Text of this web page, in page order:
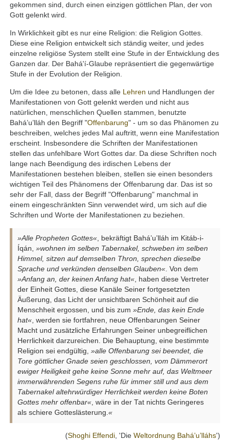
gekommen sind, durch einen einzigen göttlichen Plan, der von
Gott gelenkt wird.
In Wirklichkeit gibt es nur eine Religion: die Religion Gottes.
Diese eine Religion entwickelt sich ständig weiter, und jedes
einzelne religiöse System stellt eine Stufe in der Entwicklung des
Ganzen dar. Der Bahá'í-Glaube repräsentiert die gegenwärtige
Stufe in der Evolution der Religion.
Um die Idee zu betonen, dass alle Lehren und Handlungen der
Manifestationen von Gott gelenkt werden und nicht aus
natürlichen, menschlichen Quellen stammen, benutzte
Bahá’u’lláh den Begriff "Offenbarung" - um so das Phänomen zu
beschreiben, welches jedes Mal auftritt, wenn eine Manifestation
erscheint. Insbesondere die Schriften der Manifestationen
stellen das unfehlbare Wort Gottes dar. Da diese Schriften noch
lange nach Beendigung des irdischen Lebens der
Manifestationen bestehen bleiben, stellen sie einen besonders
wichtigen Teil des Phänomens der Offenbarung dar. Das ist so
sehr der Fall, dass der Begriff "Offenbarung" manchmal in
einem eingeschränkten Sinn verwendet wird, um sich auf die
Schriften und Worte der Manifestationen zu beziehen.
»Alle Propheten Gottes« , bekräftigt Bahá’u’lláh im Kitáb-i-
Íqán,»wohnen im selben Tabernakel, schweben im selben
Himmel, sitzen auf demselben Thron, sprechen dieselbe
Sprache und verkünden denselben Glauben« . Von dem
»Anfang an, der keinen Anfang hat« , haben diese Vertreter
der Einheit Gottes, diese Kanäle Seiner fortgesetzten
Äußerung, das Licht der unsichtbaren Schönheit auf die
Menschheit ergossen, und bis zum»Ende, das kein Ende
hat« , werden sie fortfahren, neue Offenbarungen Seiner
Macht und zusätzliche Erfahrungen Seiner unbegreiflichen
Herrlichkeit darzureichen. Die Behauptung, eine bestimmte
Religion sei endgültig,»alle Offenbarung sei beendet, die
Tore göttlicher Gnade seien geschlossen, vom Dämmerort
ewiger Heiligkeit gehe keine Sonne mehr auf, das Weltmeer
immerwährenden Segens ruhe für immer still und aus dem
Tabernakel altehrwürdiger Herrlichkeit werden keine Boten
Gottes mehr offenbar« , wäre in der Tat nichts Geringeres
als schiere Gotteslästerung.«
(Shoghi Effendi, 'Die Weltordnung Bahá’u’lláhs')